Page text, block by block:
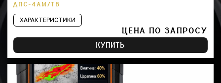
ДПС-4АМ/ТВ
ХАРАКТЕРИСТИКИ
ЦЕНА ПО ЗАПРОСУ
КУПИТЬ